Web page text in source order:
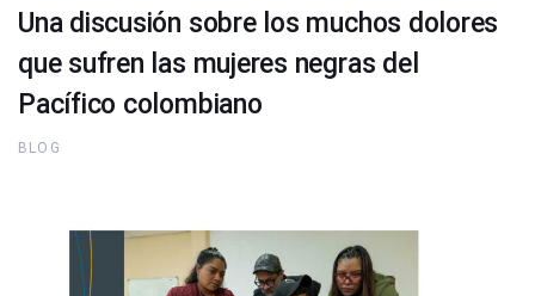
Una discusión sobre los muchos dolores
que sufren las mujeres negras del
Pacífico colombiano
BLOG